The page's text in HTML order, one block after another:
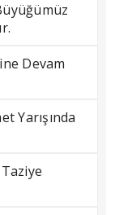
Devam
Yarışında